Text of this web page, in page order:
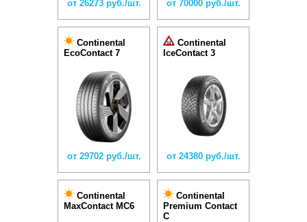
от 26273 руб./шт. от 70000 руб./шт.
Continental
EcoContact 7
от 29702 руб./шт.
Continental
IceContact 3
от 24380 руб./шт.
Continental
MaxContact MC6
Continental
Premium Contact
C